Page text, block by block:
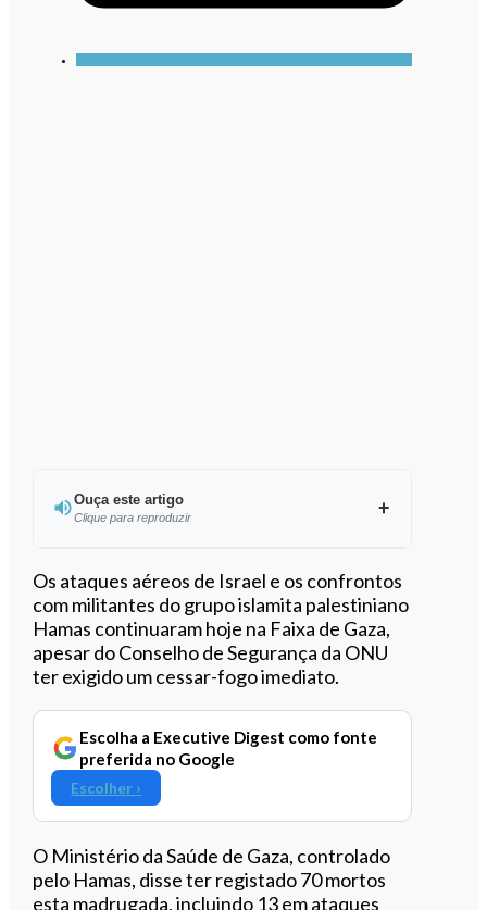
Ouça este artigo
Clique para reproduzir
Ouvir este artigo
Os ataques aéreos de Israel e os confrontos
com militantes do grupo islamita palestiniano
Hamas continuaram hoje na Faixa de Gaza,
apesar do Conselho de Segurança da ONU
ter exigido um cessar-fogo imediato.
Escolha a Executive Digest como fonte
preferida no Google
Escolher ›
O Ministério da Saúde de Gaza, controlado
pelo Hamas, disse ter registado 70 mortos
esta madrugada, incluindo 13 em ataques